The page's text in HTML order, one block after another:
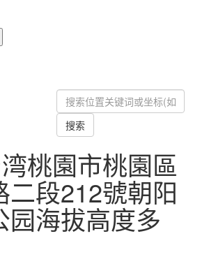
搜索
桃園市桃園區
二段212號朝阳
园海拔高度多